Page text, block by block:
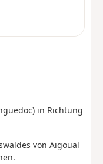
in Richtung
von Aigoual